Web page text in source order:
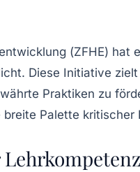
(ZFHE) hat
Diese Initiative
Praktiken zu
Palette